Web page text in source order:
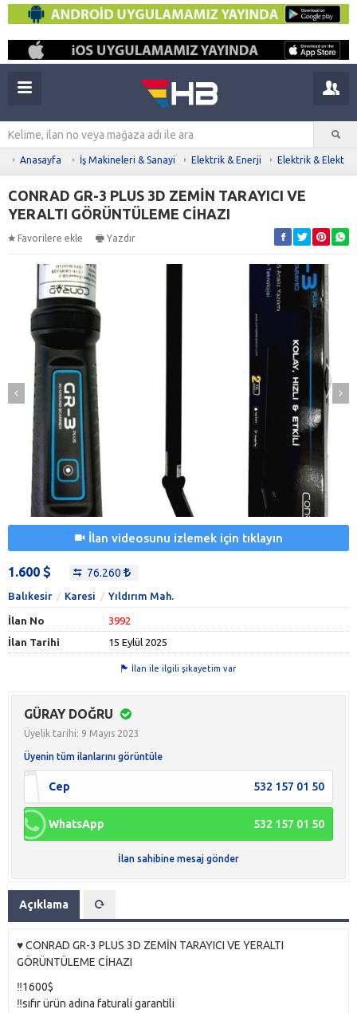
Anasayfa İş Makineleri & Sanayi Elektrik & Enerji Elektrik &
CONRAD GR-3 PLUS 3D ZEMİN TARAYICI VE
YERALTI GÖRÜNTÜLEME CİHAZI
Favorilere ekle Yazdır
İlan videosunu izlemek için tıklayın
1.600 76.260
Balıkesir Karesi Yıldırım Mah.
İlan No
3992
İlan Tarihi
15 Eylül 2025
İlan ile ilgili şikayetim var
GÜRAY DOĞRU
Üyelik tarihi: 9 Mayıs 2023
Üyenin tüm ilanlarını görüntüle
Cep 532 157 01 50
WhatsApp 532 157 01 50
İlan sahibine mesaj gönder
Açıklama
♥️ CONRAD GR-3 PLUS 3D ZEMİN TARAYICI VE YERALTI
GÖRÜNTÜLEME CİHAZI
‼️1600$
‼️sıfır ürün adına faturali garantili